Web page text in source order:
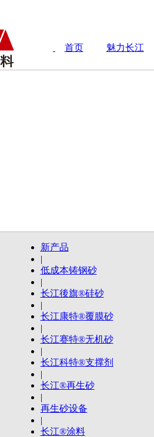
首页 魅力长江
新产品
|
低成本铸钢砂
|
长江後旗®硅砂
|
长江康特®覆膜砂
|
长江赛特®无机砂
|
长江科特®支撑剂
|
长江®再生砂
|
再生砂设备
|
长江®涂料